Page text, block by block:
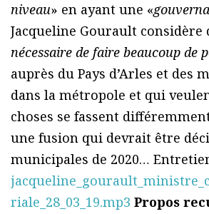
niveau» en ayant une «
Jacqueline Gourault considère
nécessaire de faire beaucoup de
auprès du Pays d’Arles et des
dans la métropole et qui
choses se fassent
une fusion qui devrait être
municipales de 2020…
riale_28_03_19.mp3 Propos